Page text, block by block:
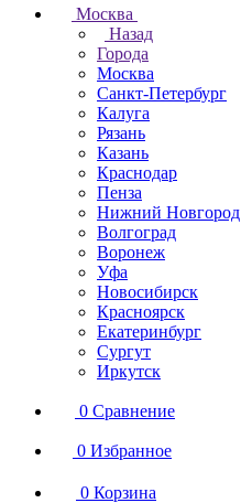
Москва
Назад
Города
Москва
Санкт-Петербург
Калуга
Рязань
Казань
Краснодар
Пенза
Нижний Новгород
Волгоград
Воронеж
Уфа
Новосибирск
Красноярск
Екатеринбург
Сургут
Иркутск
0 Сравнение
0 Избранное
0 Корзина